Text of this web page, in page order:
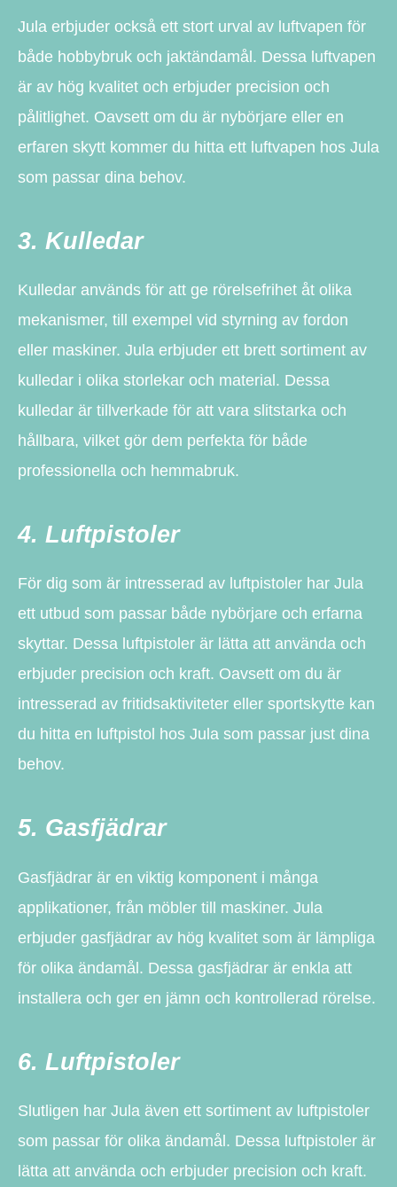
Jula erbjuder också ett stort urval av luftvapen för
både hobbybruk och jaktändamål. Dessa luftvapen
är av hög kvalitet och erbjuder precision och
pålitlighet. Oavsett om du är nybörjare eller en
erfaren skytt kommer du hitta ett luftvapen hos Jula
som passar dina behov.
3. Kulledar
Kulledar används för att ge rörelsefrihet åt olika
mekanismer, till exempel vid styrning av fordon
eller maskiner. Jula erbjuder ett brett sortiment av
kulledar i olika storlekar och material. Dessa
kulledar är tillverkade för att vara slitstarka och
hållbara, vilket gör dem perfekta för både
professionella och hemmabruk.
4. Luftpistoler
För dig som är intresserad av luftpistoler har Jula
ett utbud som passar både nybörjare och erfarna
skyttar. Dessa luftpistoler är lätta att använda och
erbjuder precision och kraft. Oavsett om du är
intresserad av fritidsaktiviteter eller sportskytte kan
du hitta en luftpistol hos Jula som passar just dina
behov.
5. Gasfjädrar
Gasfjädrar är en viktig komponent i många
applikationer, från möbler till maskiner. Jula
erbjuder gasfjädrar av hög kvalitet som är lämpliga
för olika ändamål. Dessa gasfjädrar är enkla att
installera och ger en jämn och kontrollerad rörelse.
6. Luftpistoler
Slutligen har Jula även ett sortiment av luftpistoler
som passar för olika ändamål. Dessa luftpistoler är
lätta att använda och erbjuder precision och kraft.